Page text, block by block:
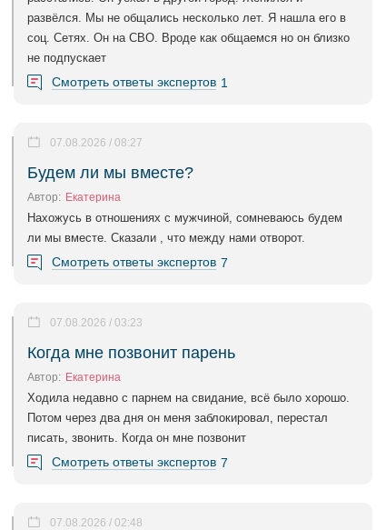
развёлся. Мы не общались несколько лет. Я нашла его в
соц. Сетях. Он на СВО. Вроде как общаемся но он близко
не подпускает
Смотреть ответы экспертов 1
Будем ли мы вместе?
07.08.2026 / 08:27
Автор: Екатерина
Нахожусь в отношениях с мужчиной, сомневаюсь будем
ли мы вместе. Сказали , что между нами отворот.
Смотреть ответы экспертов 7
Когда мне позвонит парень
07.08.2026 / 03:23
Автор: Екатерина
Ходила недавно с парнем на свидание, всё было хорошо.
Потом через два дня он меня заблокировал, перестал
писать, звонить. Когда он мне позвонит
Смотреть ответы экспертов 7
07.08.2026 / 02:48